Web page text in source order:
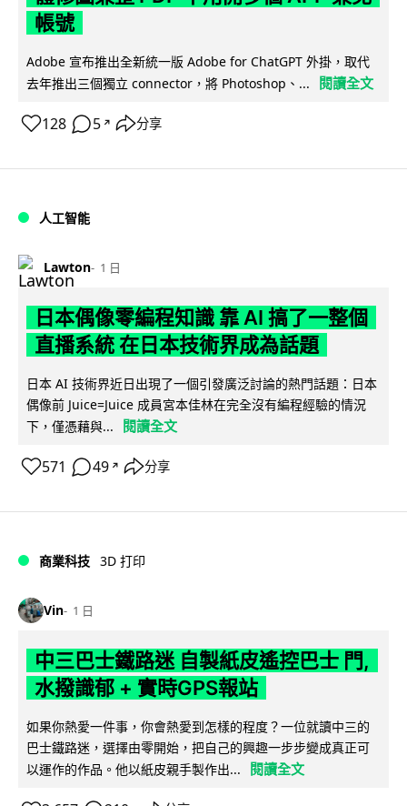
帳號
Adobe 宣布推出全新統一版 Adobe for ChatGPT 外掛，取代
去年推出三個獨立 connector，將 Photoshop、...
閱讀全文
128 5 ↗ 分享
人工智能
Lawton 1 日
日本偶像零編程知識 靠 AI 搞了一整個
直播系統 在日本技術界成為話題
日本 AI 技術界近日出現了一個引發廣泛討論的熱門話題：日本
偶像前 Juice=Juice 成員宮本佳林在完全沒有編程經驗的情況
下，僅憑藉與...
閱讀全文
571 49 ↗ 分享
商業科技 3D 打印
Vin 1 日
中三巴士鐵路迷 自製紙皮遙控巴士 門,
水撥識郁 + 實時GPS報站
如果你熱愛一件事，你會熱愛到怎樣的程度？一位就讀中三的
巴士鐵路迷，選擇由零開始，把自己的興趣一步步變成真正可
以運作的作品。他以紙皮親手製作出...
閱讀全文